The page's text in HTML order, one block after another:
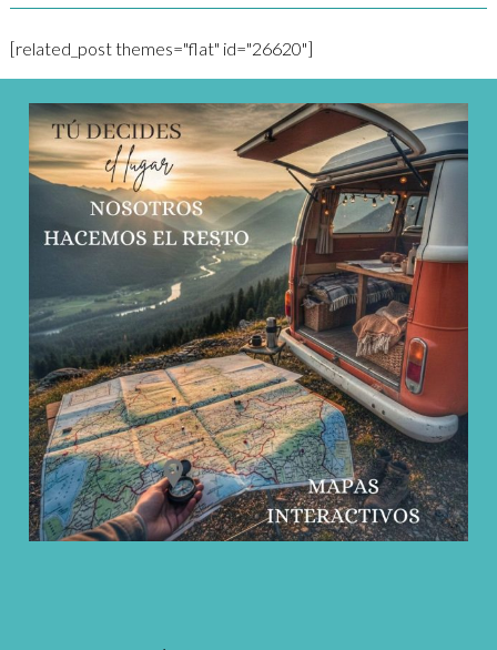
[related_post themes="flat" id="26620"]